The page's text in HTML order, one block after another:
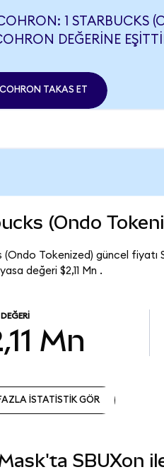
1 STARBUCKS
DEĞERINE
TAKAS ET
(Ondo
Tokenized) güncel fiyatı
değeri $2,11 Mn .
Mn
İSTATİSTİK GÖR
SBUXon